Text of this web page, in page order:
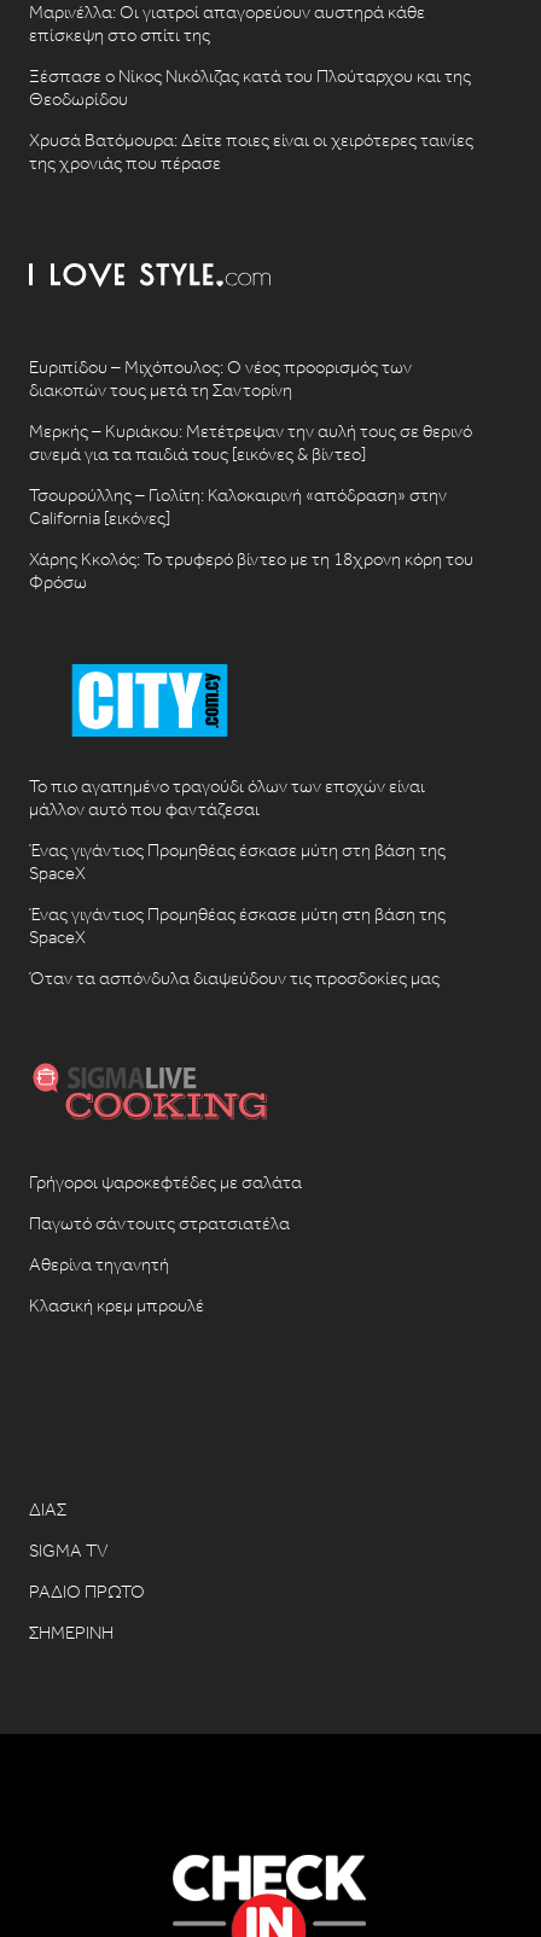
Μαρινέλλα: Οι γιατροί απαγορεύουν αυστηρά κάθε
επίσκεψη στο σπίτι της
Ξέσπασε ο Νίκος Νικόλιζας κατά του Πλούταρχου και της
Θεοδωρίδου
Χρυσά Βατόμουρα: Δείτε ποιες είναι οι χειρότερες ταινίες
της χρονιάς που πέρασε
Ευριπίδου – Μιχόπουλος: Ο νέος προορισμός των
διακοπών τους μετά τη Σαντορίνη
Μερκής – Κυριάκου: Μετέτρεψαν την αυλή τους σε θερινό
σινεμά για τα παιδιά τους [εικόνες & βίντεο]
Τσουρούλλης – Γιολίτη: Καλοκαιρινή «απόδραση» στην
California [εικόνες]
Χάρης Κκολός: Το τρυφερό βίντεο με τη 18χρονη κόρη του
Φρόσω
Το πιο αγαπημένο τραγούδι όλων των εποχών είναι
μάλλον αυτό που φαντάζεσαι
Ένας γιγάντιος Προμηθέας έσκασε μύτη στη βάση της
SpaceX
Ένας γιγάντιος Προμηθέας έσκασε μύτη στη βάση της
SpaceX
Όταν τα ασπόνδυλα διαψεύδουν τις προσδοκίες μας
Γρήγοροι ψαροκεφτέδες με σαλάτα
Παγωτό σάντουιτς στρατσιατέλα
Αθερίνα τηγανητή
Κλασική κρεμ μπρουλέ
ΔΙΑΣ
SIGMA TV
ΡΑΔΙΟ ΠΡΩΤΟ
ΣΗΜΕΡΙΝΗ